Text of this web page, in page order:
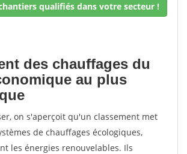
qualifiés dans votre secteur !
des chauffages du
au plus
on s'aperçoit qu'un classement met
de chauffages écologiques,
les énergies renouvelables. Ils